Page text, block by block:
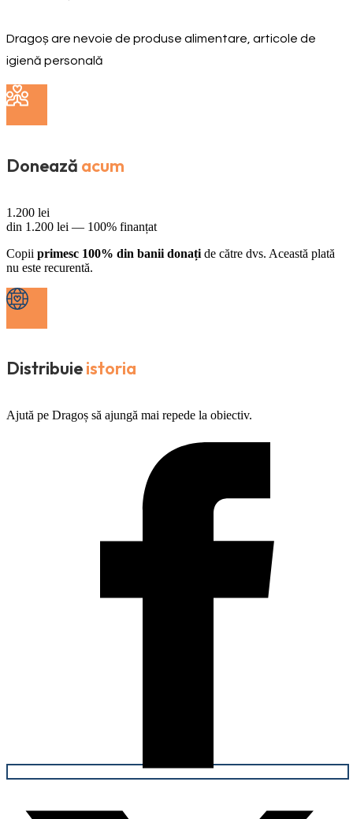
Dragoș are nevoie de produse alimentare, articole de
igienă personală
Donează acum
1.200 lei
din 1.200 lei — 100% finanțat
Copii primesc 100% din banii donați de către dvs. Această plată
nu este recurentă.
Distribuieistoria
Ajută pe Dragoș să ajungă mai repede la obiectiv.